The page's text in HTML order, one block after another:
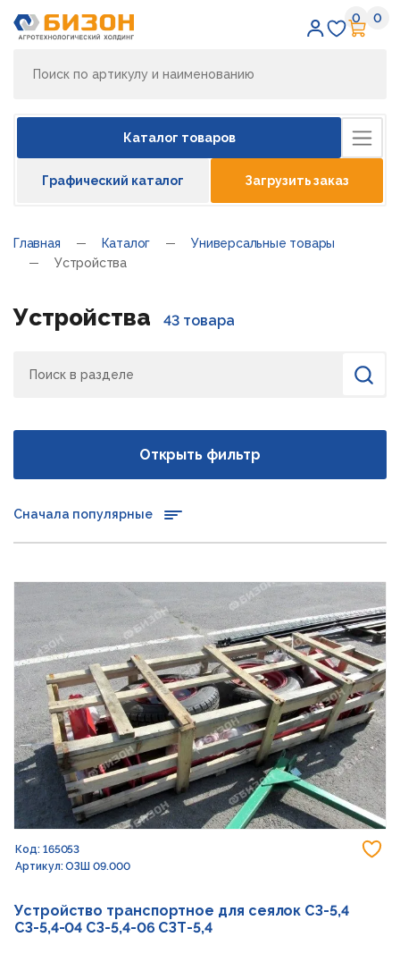
0 0
Каталог товаров
Графический каталог Загрузить заказ
Главная Каталог
Универсальные товары
Устройства
Устройства 43 товара
Найти
Открыть фильтр
Сначала популярные
Код: 165053
Артикул: ОЗШ 09.000
Устройство транспортное для сеялок СЗ-5,4
СЗ-5,4-04 СЗ-5,4-06 СЗТ-5,4